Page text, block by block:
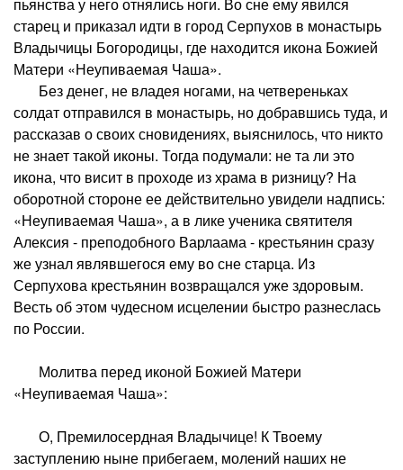
старец и приказал идти в город Серпухов в монастырь
Владычицы Богородицы, где находится икона Божией
Матери «Неупиваемая Чаша».
Без денег, не владея ногами, на четвереньках
солдат отправился в монастырь, но добравшись туда, и
рассказав о своих сновидениях, выяснилось, что никто
не знает такой иконы. Тогда подумали: не та ли это
икона, что висит в проходе из храма в ризницу? На
оборотной стороне ее действительно увидели надпись:
«Неупиваемая Чаша», а в лике ученика святителя
Алексия - преподобного Варлаама - крестьянин сразу
же узнал являвшегося ему во сне старца. Из
Серпухова крестьянин возвращался уже здоровым.
Весть об этом чудесном исцелении быстро разнеслась
по России.
Молитва перед иконой Божией Матери
«Неупиваемая Чаша»:
О, Премилосердная Владычице! К Твоему
заступлению ныне прибегаем, молений наших не